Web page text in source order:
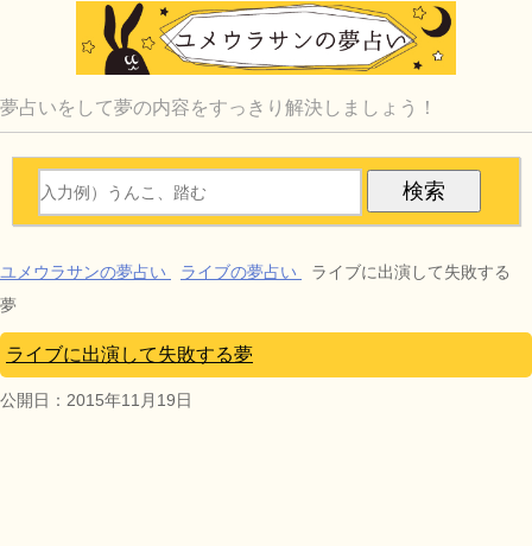
夢占いをして夢の内容をすっきり解決しましょう！
ユメウラサンの夢占い ライブの夢占い
ライブに出演して失敗する
夢
ライブに出演して失敗する夢
公開日： 2015年11月19日